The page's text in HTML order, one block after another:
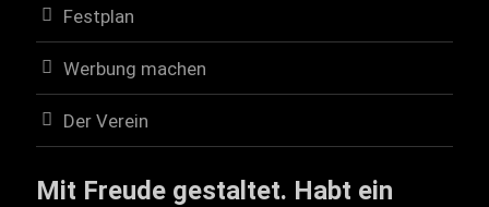
Festplan
Werbung machen
Der Verein
Mit Freude gestaltet. Habt ein